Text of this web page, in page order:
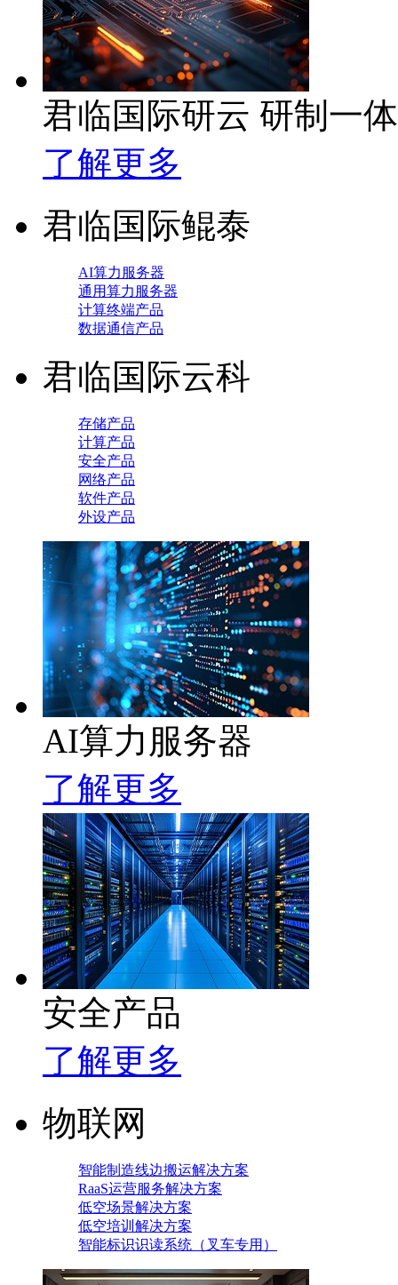
君临国际研云 研制一
了解更多
君临国际鲲泰
AI算力服务器
通用算力服务器
计算终端产品
数据通信产品
君临国际云科
存储产品
计算产品
安全产品
网络产品
软件产品
外设产品
AI算力服务器
了解更多
安全产品
了解更多
物联网
智能制造线边搬运解决方案
RaaS运营服务解决方案
低空场景解决方案
低空培训解决方案
智能标识识读系统（叉车专用）